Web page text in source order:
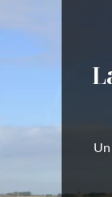
Un